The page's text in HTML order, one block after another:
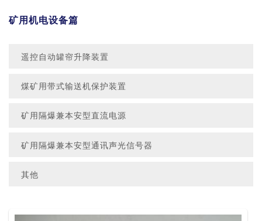
矿用机电设备篇
遥控自动罐帘升降装置
煤矿用带式输送机保护装置
矿用隔爆兼本安型直流电源
矿用隔爆兼本安型通讯声光信号器
其他